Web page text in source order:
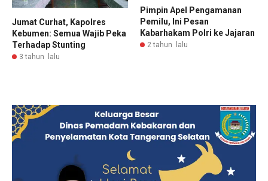
Jumat Curhat, Kapolres
Kebumen: Semua Wajib Peka
Terhadap Stunting
3 tahun lalu
Pimpin Apel Pengamanan
Pemilu, Ini Pesan
Kabarhakam Polri ke Jajaran
2 tahun lalu